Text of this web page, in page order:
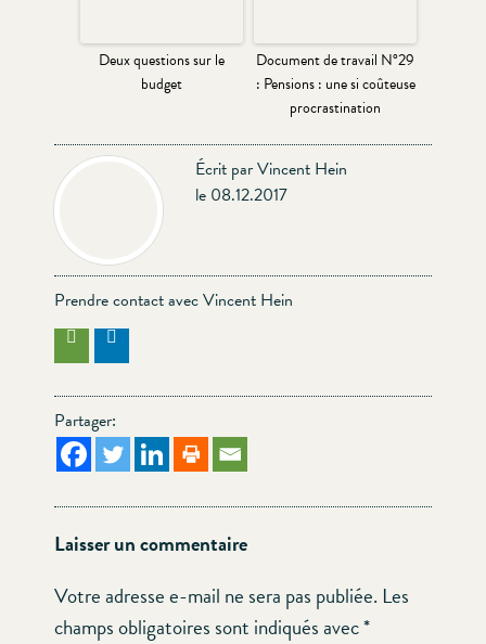
Deux questions sur le
budget
Document de travail N°29
: Pensions : une si coûteuse
procrastination
Écrit par Vincent Hein
le 08.12.2017
Prendre contact avec Vincent Hein
Partager:
Laisser un commentaire
Votre adresse e-mail ne sera pas publiée. Les
champs obligatoires sont indiqués avec*